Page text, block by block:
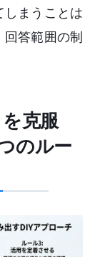
しまうことは
答範囲の制
克服
のルー